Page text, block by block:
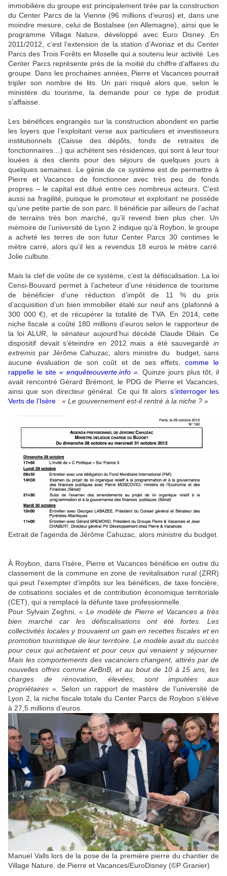
immobilière du groupe est principalement tirée par la construction
du Center Parcs de la Vienne (96 millions d’euros) et, dans une
moindre mesure, celui de Bostalsee (en Allemagne), ainsi que le
programme Village Nature, développé avec Euro Disney. En
2011/2012, c’est l’extension de la station d’Avoriaz et du Center
Parcs des Trois Forêts en Moselle qui a soutenu leur activité. Les
Center Parcs représente près de la moitié du chiffre d’affaires du
groupe. Dans les prochaines années, Pierre et Vacances pourrait
tripler son nombre de lits. Un pari risqué alors que, selon le
ministère du tourisme, la demande pour ce type de produit
s’affaisse.
Les bénéfices engrangés sur la construction abondent en partie
les loyers que l’exploitant verse aux particuliers et investisseurs
institutionnels (Caisse des dépôts, fonds de retraites de
fonctionnaires…) qui achètent ses résidences, qui sont à leur tour
louées à des clients pour des séjours de quelques jours à
quelques semaines. Le génie de ce système est de permettre à
Pierre et Vacances de fonctionner avec très peu de fonds
propres – le capital est dilué entre ces nombreux acteurs. C’est
aussi sa fragilité, puisque le promoteur et exploitant ne possède
qu’une petite partie de son parc. Il bénéficie par ailleurs de l’achat
de terrains très bon marché, qu’il revend bien plus cher. Un
mémoire de l’université de Lyon 2 indique qu’à Roybon, le groupe
a acheté les terres de son futur Center Parcs 30 centimes le
mètre carré, alors qu’il les a revendus 18 euros le mètre carré.
Jolie culbute.
Mais la clef de voûte de ce système, c’est la défiscalisation. La loi
Censi-Bouvard permet à l’acheteur d’une résidence de tourisme
de bénéficier d’une réduction d’impôt de 11 % du prix
d’acquisition d’un bien immobilier étalé sur neuf ans (plafonné à
300 000 €), et de récupérer la totalité de TVA. En 2014, cette
niche fiscale a coûté 180 millions d’euros selon le rapporteur de
la loi ALUR, le sénateur aujourd’hui décédé Claude Dilain. Ce
dispositif devait s’éteindre en 2012 mais a été sauvegardé in
extremis par Jérôme Cahuzac, alors ministre du budget, sans
aucune évaluation de son coût et de ses effets,
comme le
rappelle le site« enquêteouverte.info ». Quinze jours plus tôt, il
avait rencontré Gérard Brémont, le PDG de Pierre et Vacances,
ainsi que son directeur général. Ce qui fit alors s’interroger les
Verts de l’Isère : « Le gouvernement est-il rentré à la niche ? »
Extrait de l'agenda de Jérôme Cahuzac, alors ministre du budget.
À Roybon, dans l’Isère, Pierre et Vacances bénéficie en outre du
classement de la commune en zone de revitalisation rural (ZRR)
qui peut l’exempter d’impôts sur les bénéfices, de taxe foncière,
de cotisations sociales et de contribution économique territoriale
(CET), qui a remplacé la défunte taxe professionnelle.
Pour Sylvain Zeghni,« Le modèle de Pierre et Vacances a très
bien marché car les défiscalisations ont été fortes. Les
collectivités locales y trouvaient un gain en recettes fiscales et en
promotion touristique de leur territoire. Le modèle avait du succès
pour ceux qui achetaient et pour ceux qui venaient y séjourner.
Mais les comportements des vacanciers changent, attirés par de
nouvelles offres comme AirBnB, et au bout de 10 à 15 ans, les
charges de rénovation, élevées, sont imputées aux
propriétaires ». Selon un rapport de mastère de l’université de
Lyon 2, la niche fiscale totale du Center Parcs de Roybon s’élève
à 27,5 millions d’euros.
Manuel Valls lors de la pose de la première pierre du chantier de
Village Nature, de Pierre et Vacances/EuroDisney (©P Granier)